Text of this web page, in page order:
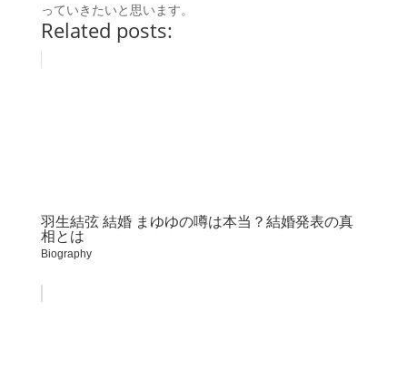
っていきたいと思います。
Related posts:
羽生結弦 結婚 まゆゆの噂は本当？結婚発表の真
相とは
Biography